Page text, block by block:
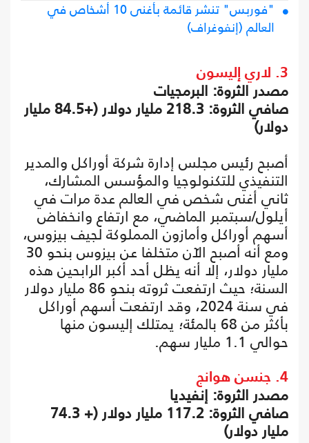
"فوربس" تنشر قائمة بأغنى 10 أشخاص في
العالم (إنفوغراف)
3. لاري إليسون
مصدر الثروة: البرمجيات
صافي الثروة: 218.3 مليار دولار (+84.5 مليار
دولار)
أصبح رئيس مجلس إدارة شركة أوراكل والمدير
التنفيذي للتكنولوجيا والمؤسس المشارك،
ثاني أغنى شخص في العالم عدة مرات في
أيلول/سبتمبر الماضي، مع ارتفاع وانخفاض
أسهم أوراكل وأمازون المملوكة لجيف بيزوس،
ومع أنه أصبح الآن متخلفا عن بيزوس بنحو 30
مليار دولار، إلا أنه يظل أحد أكبر الرابحين هذه
السنة؛ حيث ارتفعت ثروته بنحو 86 مليار دولار
في سنة 2024، وقد ارتفعت أسهم أوراكل
بأكثر من 68 بالمئة؛ يمتلك إليسون منها
حوالي 1.1 مليار سهم.
4. جنسن هوانج
مصدر الثروة: إنفيديا
صافي الثروة: 117.2 مليار دولار (+ 74.3
مليار دولار)